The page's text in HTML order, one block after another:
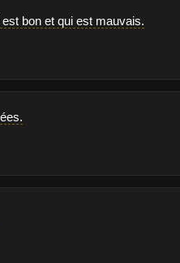
bon et qui est mauvais.